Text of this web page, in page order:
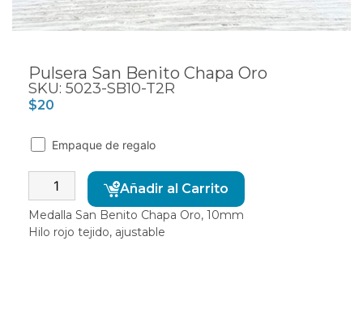
Pulsera San Benito Chapa Oro
SKU: 5023-SB10-T2R
$20
Empaque de regalo
Añadir al Carrito
Medalla San Benito Chapa Oro, 10mm
Hilo rojo tejido, ajustable